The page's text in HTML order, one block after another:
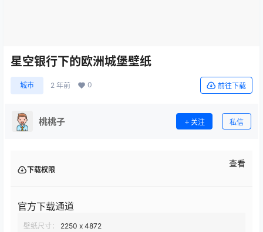
星空银行下的欧洲城堡壁纸
城市 2 年前 0 前往下载
桃桃子 关注 私信
下载权限
查看
官方下载通道
壁纸尺寸：
2250 x 4872